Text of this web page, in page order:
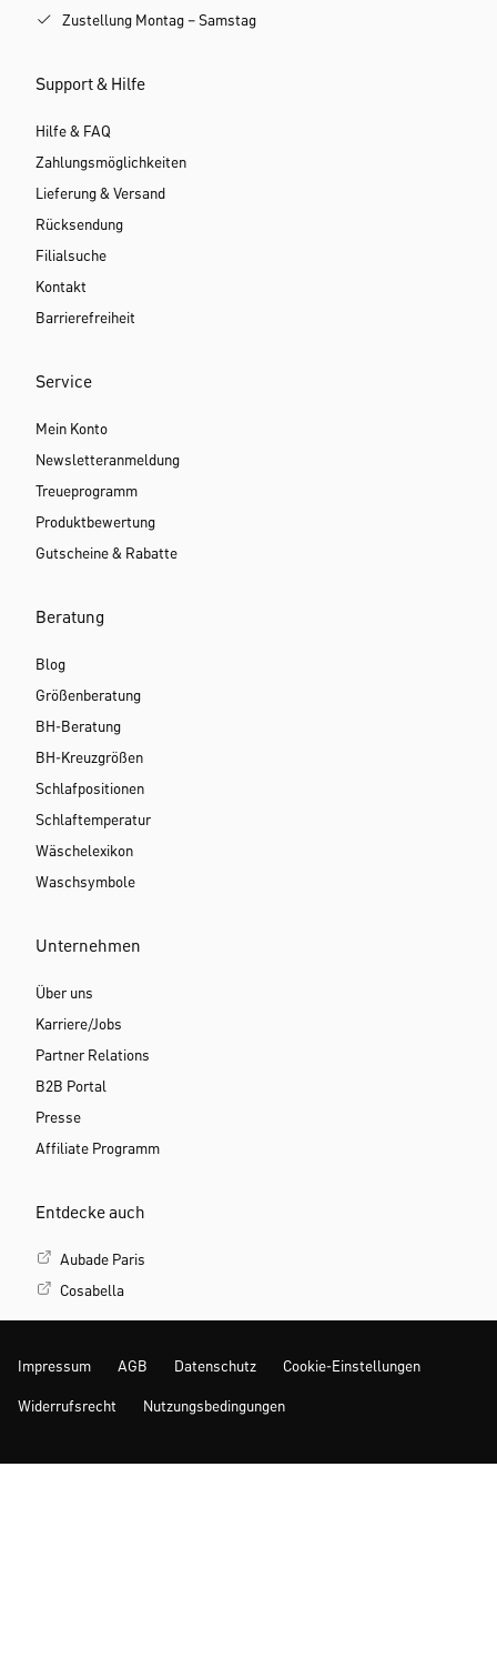
Zustellung Montag – Samstag
Support & Hilfe
Hilfe & FAQ
Zahlungsmöglichkeiten
Lieferung & Versand
Rücksendung
Filialsuche
Kontakt
Barrierefreiheit
Service
Mein Konto
Newsletteranmeldung
Treueprogramm
Produktbewertung
Gutscheine & Rabatte
Beratung
Blog
Größenberatung
BH-Beratung
BH-Kreuzgrößen
Schlafpositionen
Schlaftemperatur
Wäschelexikon
Waschsymbole
Unternehmen
Über uns
Karriere/Jobs
Partner Relations
B2B Portal
Presse
Affiliate Programm
Entdecke auch
Aubade Paris
Cosabella
Impressum AGB Datenschutz Cookie-Einstellungen
Widerrufsrecht Nutzungsbedingungen